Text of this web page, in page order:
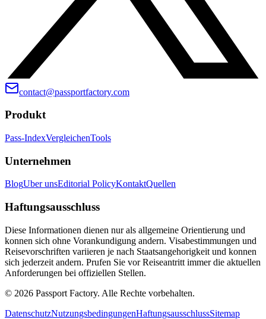
contact@passportfactory.com
Produkt
Pass-IndexVergleichenTools
Unternehmen
BlogUber unsEditorial PolicyKontaktQuellen
Haftungsausschluss
Diese Informationen dienen nur als allgemeine Orientierung und
konnen sich ohne Vorankundigung andern. Visabestimmungen und
Reisevorschriften variieren je nach Staatsangehorigkeit und konnen
sich jederzeit andern. Prufen Sie vor Reiseantritt immer die aktuellen
Anforderungen bei offiziellen Stellen.
© 2026 Passport Factory. Alle Rechte vorbehalten.
DatenschutzNutzungsbedingungenHaftungsausschlussSitemap